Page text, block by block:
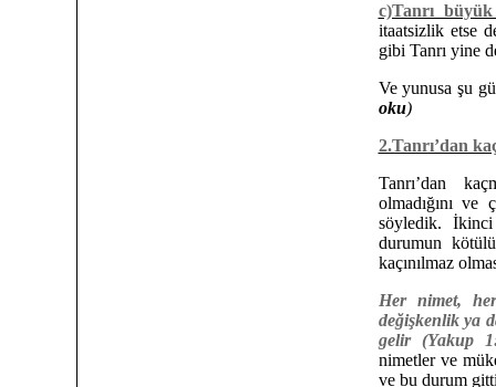
c)Tanrı
itaatsizlik etse
gibi Tanrı yine
Ve yunusa şu
oku)
2.Tanrı’dan
Tanrı’dan
olmadığını
söyledik.
durumun
kaçınılmaz
Her nimet,
değişkenlik ya
gelir (Yakup
nimetler ve
ve bu durum